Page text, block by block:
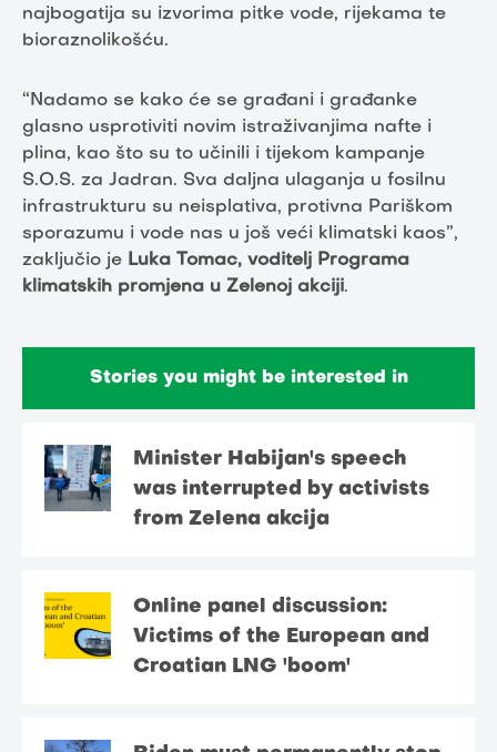
najbogatija su izvorima pitke vode, rijekama te
bioraznolikošću.
“Nadamo se kako će se građani i građanke
glasno usprotiviti novim istraživanjima nafte i
plina, kao što su to učinili i tijekom kampanje
S.O.S. za Jadran. Sva daljna ulaganja u fosilnu
infrastrukturu su neisplativa, protivna Pariškom
sporazumu i vode nas u još veći klimatski kaos”,
zaključio je Luka Tomac, voditelj Programa
klimatskih promjena u Zelenoj akciji.
Stories you might be interested in
Minister Habijan's speech
was interrupted by activists
from Zelena akcija
Online panel discussion:
Victims of the European and
Croatian LNG 'boom'